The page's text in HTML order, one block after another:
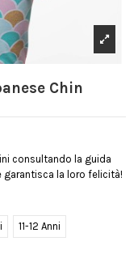
Chin
consultando la guida
garantisca la loro felicità!
11-12 Anni